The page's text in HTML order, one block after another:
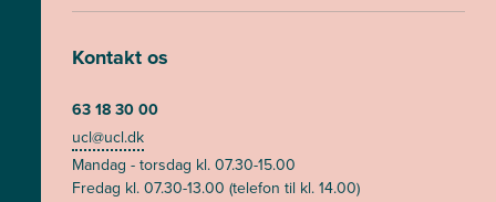
Kontakt os
63 18 30 00
ucl@ucl.dk
Mandag - torsdag kl. 07.30-15.00
Fredag kl. 07.30-13.00 (telefon til kl. 14.00)